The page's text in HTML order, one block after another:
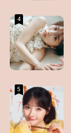
4
5
4
5
4
5